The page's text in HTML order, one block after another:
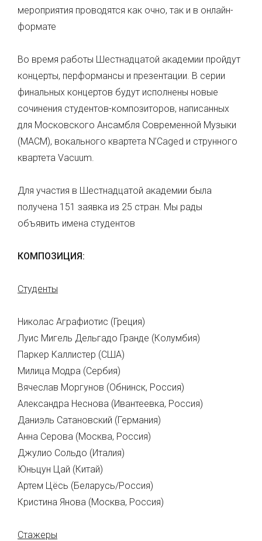
мероприятия проводятся как очно, так и в онлайн-
формате
Во время работы Шестнадцатой академии пройдут
концерты, перформансы и презентации. В серии
финальных концертов будут исполнены новые
сочинения студентов-композиторов, написанных
для Московского Ансамбля Современной Музыки
(МАСМ), вокального квартета N’Caged и струнного
квартета Vacuum.
Для участия в Шестнадцатой академии была
получена 151 заявка из 25 стран. Мы рады
объявить имена студентов
КОМПОЗИЦИЯ:
Студенты
Николас Аграфиотис (Греция)
Луис Мигель Дельгадо Гранде (Колумбия)
Паркер Каллистер (США)
Милица Модра (Сербия)
Вячеслав Моргунов (Обнинск, Россия)
Александра Неснова (Ивантеевка, Россия)
Даниэль Сатановский (Германия)
Анна Серова (Москва, Россия)
Джулио Сольдо (Италия)
Юньцун Цай (Китай)
Артем Цёсь (Беларусь/Россия)
Кристина Янова (Москва, Россия)
Стажеры